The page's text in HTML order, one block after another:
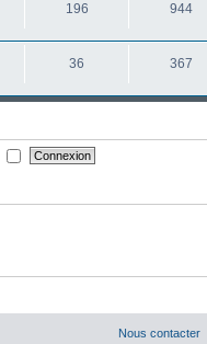
196 944
36 367
Nous contacter